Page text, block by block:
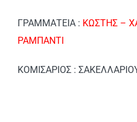
ΓΡΑΜΜΑΤΕΙΑ : ΚΩΣΤΗΣ –
ΡΑΜΠΑΝΤΙ
ΚΟΜΙΣΑΡΙΟΣ :